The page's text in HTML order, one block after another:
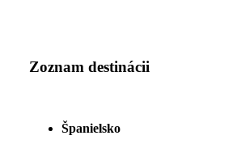
Zoznam destinácii
Španielsko